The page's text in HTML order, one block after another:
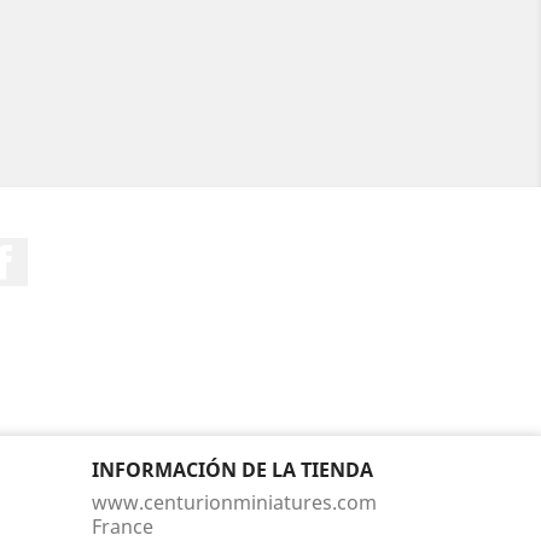
INFORMACIÓN DE LA TIENDA
www.centurionminiatures.com
France